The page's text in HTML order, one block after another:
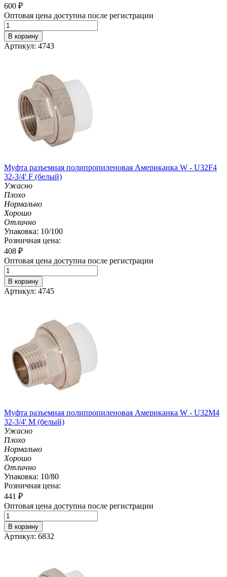
600 ₽
Оптовая цена доступна после регистрации
В корзину
Артикул: 4743
Муфта разъемная полипропиленовая Американка W - U32F4
32-3/4' F (белый)
Ужасно
Плохо
Нормально
Хорошо
Отлично
Упаковка: 10/100
Розничная цена:
408 ₽
Оптовая цена доступна после регистрации
В корзину
Артикул: 4745
Муфта разъемная полипропиленовая Американка W - U32M4
32-3/4' M (белый)
Ужасно
Плохо
Нормально
Хорошо
Отлично
Упаковка: 10/80
Розничная цена:
441 ₽
Оптовая цена доступна после регистрации
В корзину
Артикул: 6832